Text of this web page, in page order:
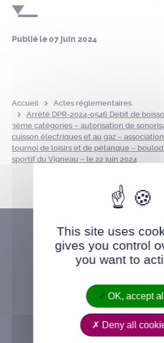
Publié le07 juin 2024
Accueil
Actes réglementaires
Arrêté DPR-2024-0546 Débit de
3ème catégories – autorisation de
cuisson électriques et au gaz –
tournoi de loisirs et de pétanque –
sportif du Vigneau – le 22 juin 2024
This site uses
gives you control
you want to
OK, accept all
Deny all